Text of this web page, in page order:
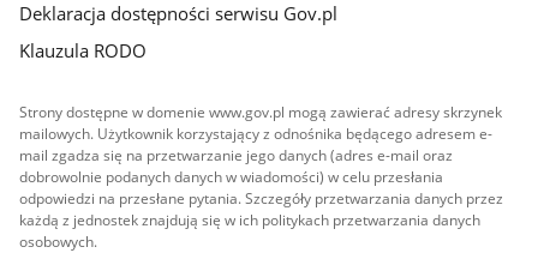
Deklaracja dostępności serwisu Gov.pl
Klauzula RODO
Strony dostępne w domenie www.gov.pl mogą zawierać adresy skrzynek
mailowych. Użytkownik korzystający z odnośnika będącego adresem e-
mail zgadza się na przetwarzanie jego danych (adres e-mail oraz
dobrowolnie podanych danych w wiadomości) w celu przesłania
odpowiedzi na przesłane pytania. Szczegóły przetwarzania danych przez
każdą z jednostek znajdują się w ich politykach przetwarzania danych
osobowych.